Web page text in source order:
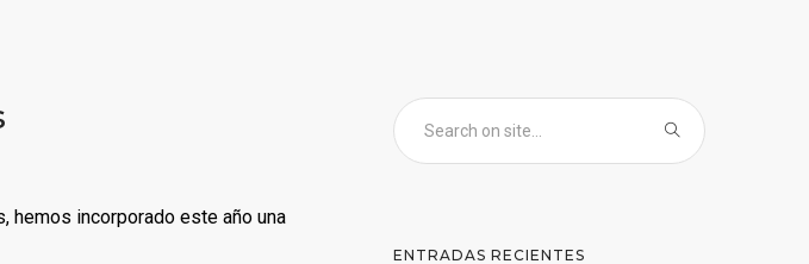
hemos incorporado este año una
ENTRADAS RECIENTES